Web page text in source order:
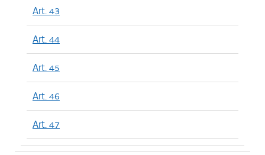
Art. 43
Art. 44
Art. 45
Art. 46
Art. 47